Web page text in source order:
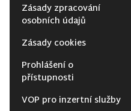
Zásady zpracování
osobních údajů
Zásady cookies
Prohlášení o
přístupnosti
VOP pro inzertní služby